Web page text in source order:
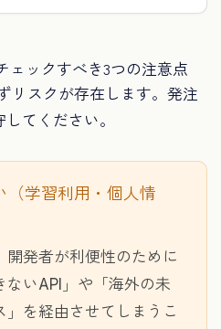
ェックすべき3つの注意点
リスクが存在します。発注
てください。
（学習利用・個人情
開発者が利便性のために
ないAPI」や「海外の未
を経由させてしまうこ